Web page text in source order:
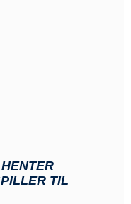
TIL